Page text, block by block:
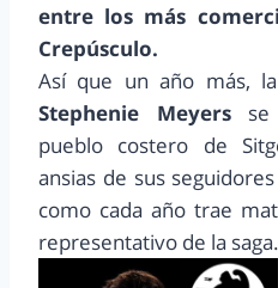
entre los más
Crepúsculo.
Así que un año más,
Stephenie Meyersse
pueblo costero de
ansias de sus
como cada año trae
representativo de la saga.